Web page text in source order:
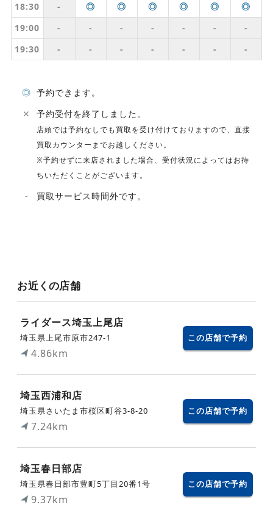
18:30
- ◎ ◎ ◎ ◎ ◎
◎
19:00
- - - - - -
-
19:30
- - - - - - -
◎ 予約できます。
✕
予約受付を終了しました。
店頭では予約なしでも買取を受け付けておりますので、直接
買取カウンターまでお越しください。
※予約せずに来店されました場合、受付状況によってはお待
ちいただくことがございます。
- 買取サービス時間外です。
お近くの店舗
ライダース埼玉上尾店
埼玉県上尾市原市247-1
4.86km
この店舗で予約
埼玉西浦和店
埼玉県さいたま市桜区町谷3-8-20
7.24km
この店舗で予約
埼玉春日部店
埼玉県春日部市豊町5丁目20番1号
9.37km
この店舗で予約